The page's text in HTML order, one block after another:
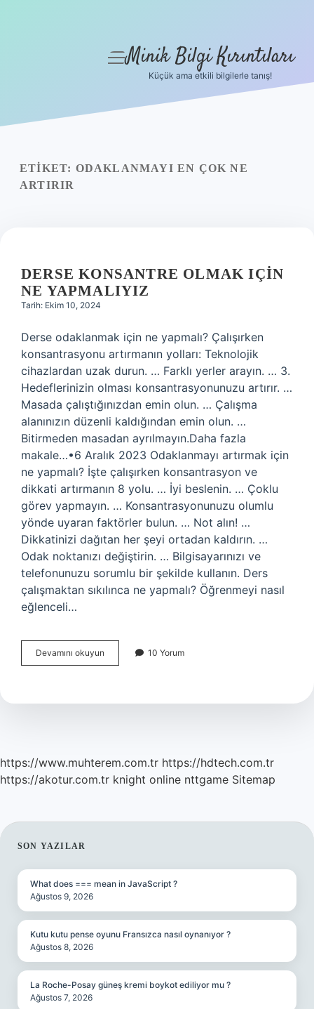
Yasal Uyarı
menüyü
Minik Bilgi Kırıntıları
Küçük ama etkili bilgilerle tanış!
ETIKET: ODAKLANMAYI EN ÇOK NE
ARTIRIR
DERSE KONSANTRE OLMAK IÇIN
NE YAPMALIYIZ
Tarih: Ekim 10, 2024
Derse odaklanmak için ne yapmalı? Çalışırken
konsantrasyonu artırmanın yolları: Teknolojik
cihazlardan uzak durun. … Farklı yerler arayın. … 3.
Hedeflerinizin olması konsantrasyonunuzu artırır. …
Masada çalıştığınızdan emin olun. … Çalışma
alanınızın düzenli kaldığından emin olun. …
Bitirmeden masadan ayrılmayın.Daha fazla
makale…•6 Aralık 2023 Odaklanmayı artırmak için
ne yapmalı? İşte çalışırken konsantrasyon ve
dikkati artırmanın 8 yolu. … İyi beslenin. … Çoklu
görev yapmayın. … Konsantrasyonunuzu olumlu
yönde uyaran faktörler bulun. … Not alın! …
Dikkatinizi dağıtan her şeyi ortadan kaldırın. …
Odak noktanızı değiştirin. … Bilgisayarınızı ve
telefonunuzu sorumlu bir şekilde kullanın. Ders
çalışmaktan sıkılınca ne yapmalı? Öğrenmeyi nasıl
eğlenceli…
Devamını okuyun
Konsantre
Ne
10 Yorum
https://www.muhterem.com.tr https://hdtech.com.tr
https://akotur.com.tr knight online nttgame Sitemap
SIDEBAR
SON YAZILAR
What does === mean in JavaScript ?
Ağustos 9, 2026
Kutu kutu pense oyunu Fransızca nasıl oynanıyor ?
Ağustos 8, 2026
La Roche-Posay güneş kremi boykot ediliyor mu ?
Ağustos 7, 2026